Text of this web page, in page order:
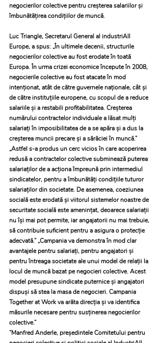
negocierilor colective pentru creșterea salariilor și
îmbunătățirea condițiilor de muncă.
Luc Triangle, Secretarul General al industriAll
Europe, a spus: „În ultimele decenii, structurile
negocierilor colective au fost erodate în toată
Europa. În urma crizei economice începute în 2008,
negocierile colective au fost atacate în mod
intenționat, atât de către guvernele naționale, cât și
de către instituțiile europene, cu scopul de a reduce
salariile și a restabili profitabilitatea. Creșterea
numărului contractelor individuale a lăsat mulți
salariați în imposibilitatea de a se apăra și a dus la
creșterea muncii precare și a sărăciei în muncă.”
„Astfel s-a produs un cerc vicios în care acoperirea
redusă a contractelor colective subminează puterea
salariaților de a acționa împreună prin intermediul
sindicatelor, pentru a îmbunătăți condițiile tuturor
salariaților din societate. De asemenea, coeziunea
socială este erodată și viitorul sistemelor noastre de
securitate socială este amenințat, deoarece salariații
nu își mai pot permite, iar angajatorii nu mai trebuie,
să contribuie suficient pentru a asigura o protecție
adecvată.” „Campania va demonstra în mod clar
avantajele pentru salariați, pentru angajatori și
pentru întreaga societate ale unui model de relații la
locul de muncă bazat pe negocieri colective. Acest
model presupune sindicate puternice și angajatori
dispuși să stea la masa de negocieri. Campania
Together at Work va arăta direcţia și va identifica
măsurile necesare pentru susținerea negocierilor
colective.”
“Manfred Anderle, președintele Comitetului pentru